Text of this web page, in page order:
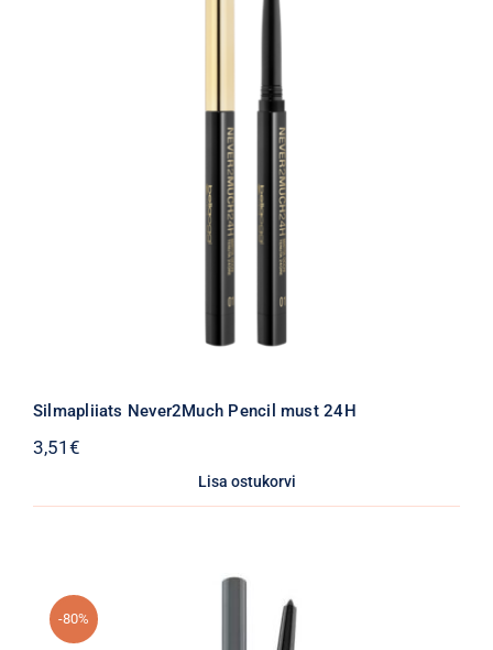
Silmapliiats Never2Much Pencil must 24H
3,51 €
Lisa ostukorvi
-80%